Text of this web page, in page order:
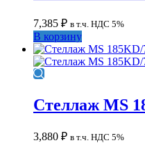
7,385 ₽ в т.ч. НДС 5%
В корзину
Стеллаж MS
3,880 ₽ в т.ч. НДС 5%